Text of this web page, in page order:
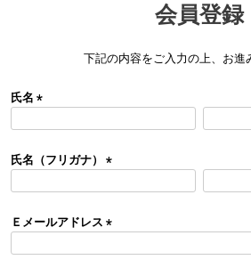
会員登録
下記の内容をご入力の上、お進
氏名
須
)
氏名（フリガナ）
須
)
Ｅメールアドレス